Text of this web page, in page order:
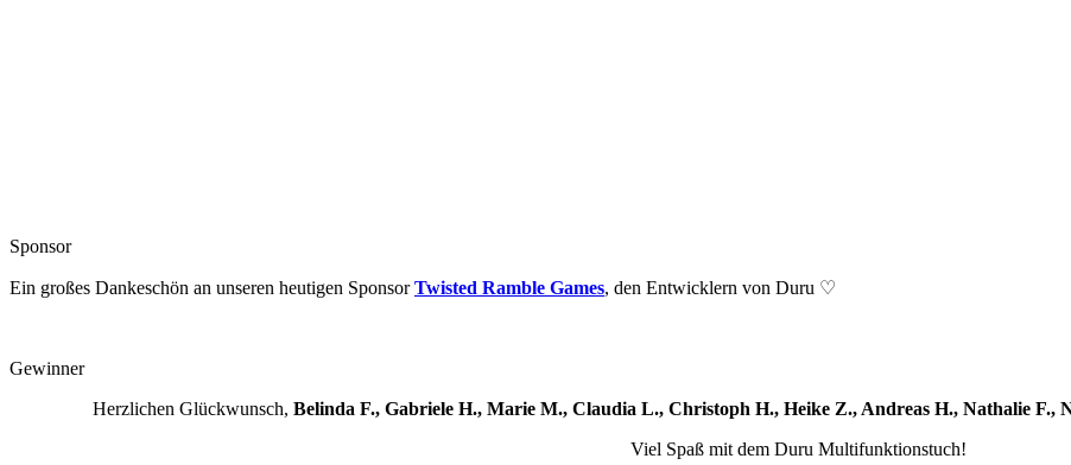
Sponsor
Ein großes Dankeschön an unseren heutigen SponsorTwisted Ramble Games, den Entwicklern von Duru ♡
Gewinner
Herzlichen Glückwunsch, Belinda F., Gabriele H., Marie M., Claudia L., Christoph H., Heike Z., Andreas H., Nathalie F.,
Viel Spaß mit dem Duru Multifunktionstuch!